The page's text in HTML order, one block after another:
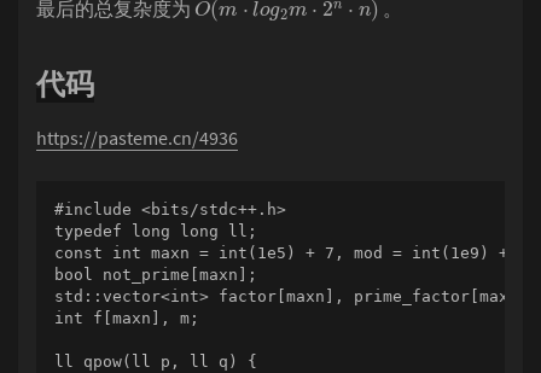
最后的总复杂度为 。
代码
https://pasteme.cn/4936
#include <bits/stdc++.h>
typedef long long ll;
const int maxn = int(1e5) + 7, mod = int(1e9) + 7;
bool not_prime[maxn];
std::vector<int> factor[maxn], prime_factor[maxn];
int f[maxn], m;
ll qpow(ll p, ll q) {